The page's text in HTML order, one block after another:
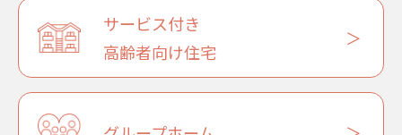
サービス付き
高齢者向け住宅